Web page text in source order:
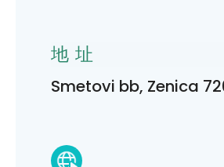
地址
Smetovi bb, Zenica